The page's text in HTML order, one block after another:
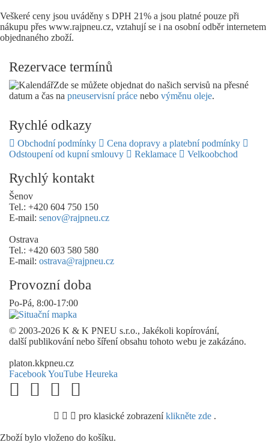
Veškeré ceny jsou uváděny s DPH 21% a jsou platné pouze při
nákupu přes www.rajpneu.cz, vztahují se i na osobní odběr internetem
objednaného zboží.
Rezervace termínů
Zde se můžete objednat do našich servisů na přesné
datum a čas na pneuservisní práce nebo výměnu oleje.
Rychlé odkazy
Obchodní podmínky
Cena dopravy a platební podmínky
Odstoupení od kupní smlouvy
Reklamace Velkoobchod
Rychlý kontakt
Šenov
Tel.: +420 604 750 150
E-mail: senov@rajpneu.cz
Ostrava
Tel.: +420 603 580 580
E-mail: ostrava@rajpneu.cz
Provozní doba
Po-Pá, 8:00-17:00
© 2003-2026 K & K PNEU s.r.o., Jakékoli kopírování,
další publikování nebo šíření obsahu tohoto webu je zakázáno.
platon.kkpneu.cz
FacebookYouTube Heureka
pro klasické zobrazeníklikněte zde.
Zboží bylo vloženo do košíku.